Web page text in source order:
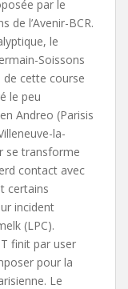
par le
de l’Avenir-BCR.
le
Soissons
de cette course
le peu
Andreo (Parisis
la-
se transforme
contact avec
certains
incident
(LPC).
finit par user
pour la
Le